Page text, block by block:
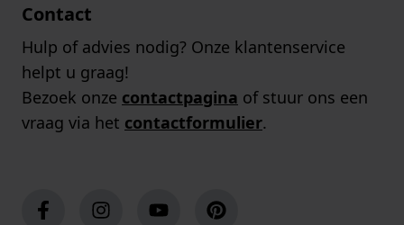
Contact
Hulp of advies nodig? Onze klantenservice
helpt u graag!
Bezoek onze contactpagina of stuur ons een
vraag via het contactformulier.